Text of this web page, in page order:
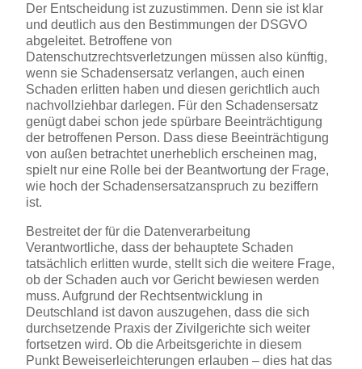
Der Entscheidung ist zuzustimmen. Denn sie ist klar
und deutlich aus den Bestimmungen der DSGVO
abgeleitet. Betroffene von
Datenschutzrechtsverletzungen müssen also künftig,
wenn sie Schadensersatz verlangen, auch einen
Schaden erlitten haben und diesen gerichtlich auch
nachvollziehbar darlegen. Für den Schadensersatz
genügt dabei schon jede spürbare Beeinträchtigung
der betroffenen Person. Dass diese Beeinträchtigung
von außen betrachtet unerheblich erscheinen mag,
spielt nur eine Rolle bei der Beantwortung der Frage,
wie hoch der Schadensersatzanspruch zu beziffern
ist.
Bestreitet der für die Datenverarbeitung
Verantwortliche, dass der behauptete Schaden
tatsächlich erlitten wurde, stellt sich die weitere Frage,
ob der Schaden auch vor Gericht bewiesen werden
muss. Aufgrund der Rechtsentwicklung in
Deutschland ist davon auszugehen, dass die sich
durchsetzende Praxis der Zivilgerichte sich weiter
fortsetzen wird. Ob die Arbeitsgerichte in diesem
Punkt Beweiserleichterungen erlauben – dies hat das